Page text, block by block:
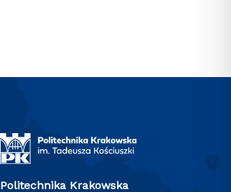
Politechnika Krakowska